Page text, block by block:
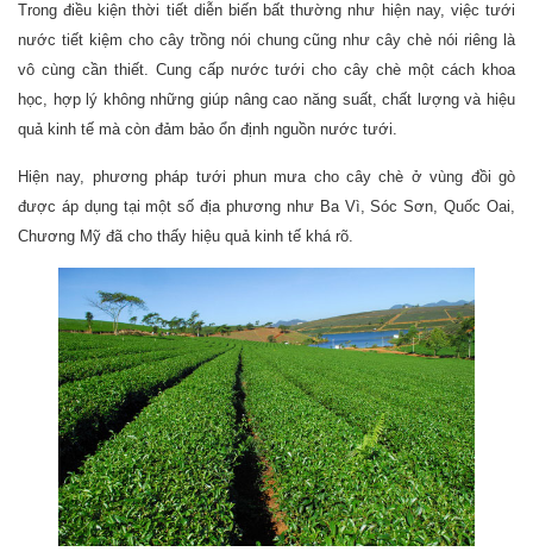
Trong điều kiện thời tiết diễn biến bất thường như hiện nay, việc tưới
nước tiết kiệm cho cây trồng nói chung cũng như cây chè nói riêng là
vô cùng cần thiết. Cung cấp nước tưới cho cây chè một cách khoa
học, hợp lý không những giúp nâng cao năng suất, chất lượng và hiệu
quả kinh tế mà còn đảm bảo ổn định nguồn nước tưới.
Hiện nay, phương pháp tưới phun mưa cho cây chè ở vùng đồi gò
được áp dụng tại một số địa phương như Ba Vì, Sóc Sơn, Quốc Oai,
Chương Mỹ đã cho thấy hiệu quả kinh tế khá rõ.